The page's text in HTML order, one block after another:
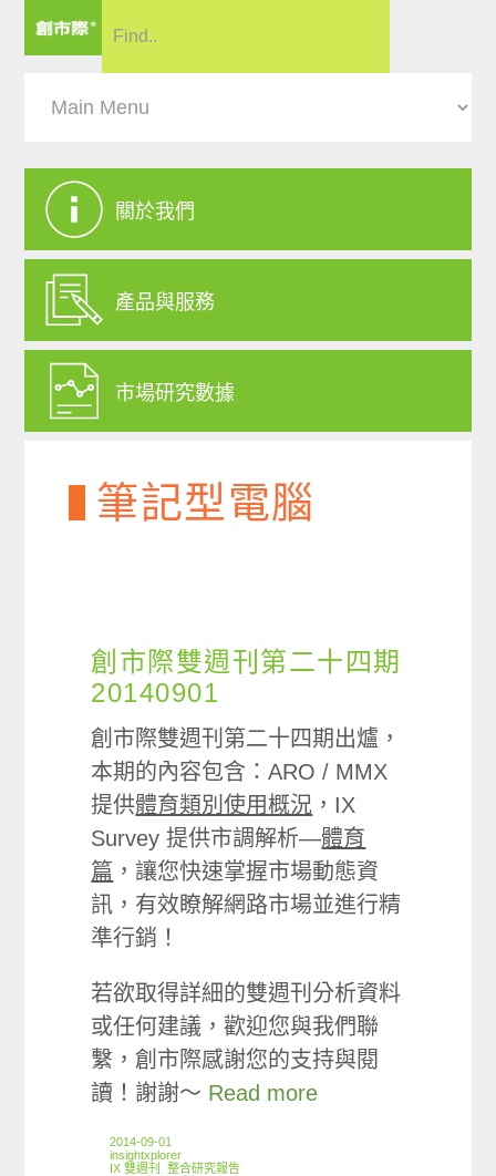
關於我們
產品與服務
市場研究數據
筆記型電腦
創市際雙週刊第二十四期
20140901
創市際雙週刊第二十四期出爐，
本期的內容包含：ARO / MMX
提供體育類別使用概況 ，IX
Survey 提供市調解析—體育
篇 ，讓您快速掌握市場動態資
訊，有效瞭解網路市場並進行精
準行銷！
若欲取得詳細的雙週刊分析資料
或任何建議，歡迎您與我們聯
繫，創市際感謝您的支持與閱
讀！謝謝～ Read more
2014-09-01
insightxplorer
IX 雙週刊
,整合研究報告